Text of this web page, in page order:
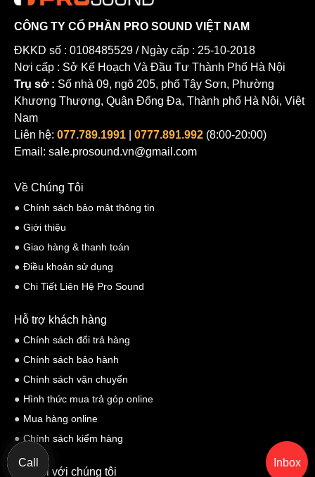
CÔNG TY CỔ PHẦN PRO SOUND VIỆT NAM
ĐKKD số : 0108485529 / Ngày cấp : 25-10-2018
Nơi cấp : Sở Kế Hoạch Và Đầu Tư Thành Phố Hà Nội
Trụ sở : Số nhà 09, ngõ 205, phố Tây Sơn, Phường
Khương Thượng, Quận Đống Đa, Thành phố Hà Nội, Việt
Nam
Liên hệ: 077.789.1991 0777.891.992 (8:00-20:00)
Email: sale.prosound.vn@gmail.com
Về Chúng Tôi
Chính sách bảo mật thông tin
Giới thiệu
Giao hàng & thanh toán
Điều khoản sử dụng
Chi Tiết Liên Hệ Pro Sound
Hỗ trợ khách hàng
Chính sách đổi trả hàng
Chính sách bảo hành
Chính sách vận chuyển
Hình thức mua trả góp online
Mua hàng online
Chính sách kiểm hàng
Kết nối với chúng tôi
Call Inbox